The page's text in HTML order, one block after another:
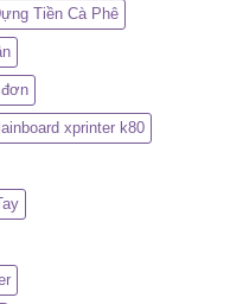
Tiền Cà Phê
xprinter k80